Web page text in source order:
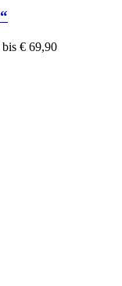
bis € 69,90